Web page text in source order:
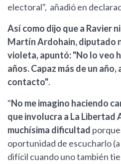
electoral", añadió en
Así como dijo que a Ravier
Martín Ardohain, diputado
violeta, apuntó: "No lo veo
años. Capaz más de un
contacto".
"No me imagino haciendo
que involucra a La Libertad
muchísima dificultad
oportunidad de escucharlo
difícil cuando uno también